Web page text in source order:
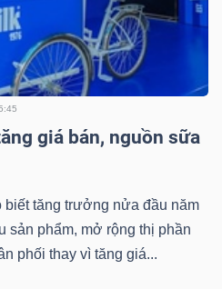
giá bán, nguồn sữa
biết tăng trưởng nửa đầu năm
sản phẩm, mở rộng thị phần
phối thay vì tăng giá...